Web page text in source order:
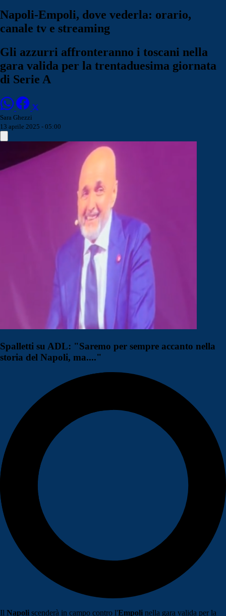
Napoli-Empoli, dove vederla: orario,
canale tv e streaming
Gli azzurri affronteranno i toscani nella
gara valida per la trentaduesima giornata
di Serie A
Sara Ghezzi
13 aprile 2025 - 05:00
Spalletti su ADL: "Saremo per sempre accanto nella
storia del Napoli, ma...."
Il Napoli scenderà in campo contro l'Empoli nella gara valida per la